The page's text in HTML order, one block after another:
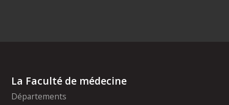
La Faculté de médecine
Départements